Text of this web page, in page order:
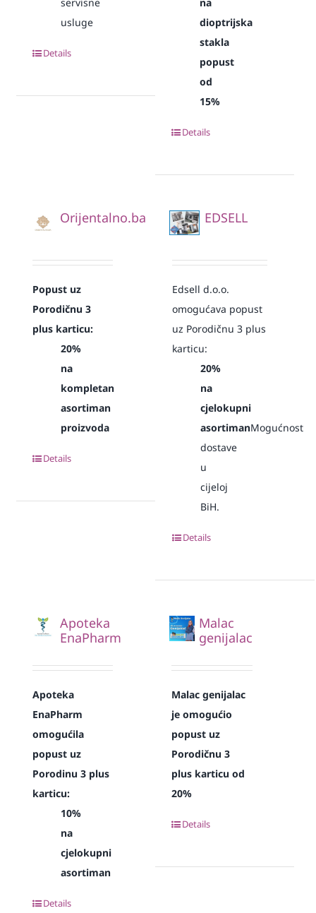
usluge
Details
dioptrijska
stakla
popust
od
15%
Details
Orijentalno.ba
Popust uz
Porodičnu 3
plus karticu:
20%
na
kompletan
asortiman
proizvoda
Details
EDSELL
Edsell d.o.o.
omogućava popust
uz Porodičnu 3 plus
karticu:
20%
na
cjelokupni
asortimanMogućnost
dostave
u
cijeloj
BiH.
Details
Apoteka
EnaPharm
Apoteka
EnaPharm
omogućila
popust uz
Porodinu 3 plus
karticu:
10%
na
cjelokupni
asortiman
Details
Malac
genijalac
Malac genijalac
je omogućio
popust uz
Porodičnu 3
plus karticu od
20%
Details